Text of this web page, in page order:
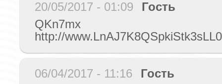
20/05/2017 - 01:09
Гость
QKn7mx
http://
06/04/2017 - 11:16
Гость